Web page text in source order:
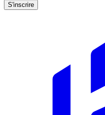
S'inscrire